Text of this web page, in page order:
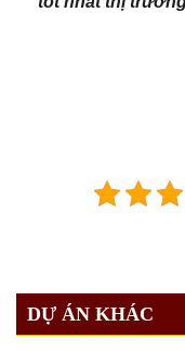
DỰ ÁN KHÁC